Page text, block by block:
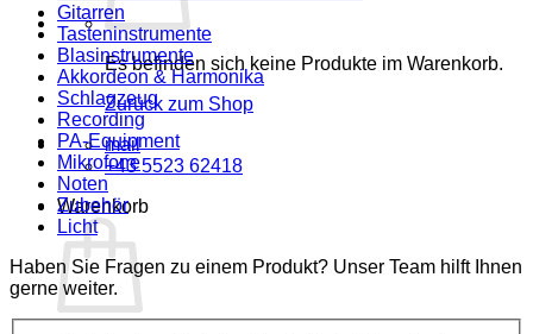
Es befinden sich keine Produkte im Warenkorb.
Zurück zum Shop
mail
+43 5523 62418
Warenkorb
Gitarren
Tasteninstrumente
Blasinstrumente
Akkordeon & Harmonika
Schlagzeug
Recording
PA-Equipment
Mikrofone
Noten
Zubehör
Licht
Haben Sie Fragen zu einem Produkt? Unser Team hilft Ihnen
gerne weiter.